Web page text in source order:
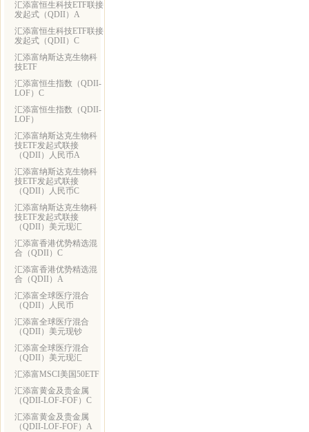
汇添富恒生科技ETF联接
发起式（QDII）A
汇添富恒生科技ETF联接
发起式（QDII）C
汇添富纳斯达克生物科
技ETF
汇添富恒生指数（QDII-
LOF）C
汇添富恒生指数（QDII-
LOF）
汇添富纳斯达克生物科
技ETF发起式联接
（QDII）人民币A
汇添富纳斯达克生物科
技ETF发起式联接
（QDII）人民币C
汇添富纳斯达克生物科
技ETF发起式联接
（QDII）美元现汇
汇添富香港优势精选混
合（QDII）C
汇添富香港优势精选混
合（QDII）A
汇添富全球医疗混合
（QDII）人民币
汇添富全球医疗混合
（QDII）美元现钞
汇添富全球医疗混合
（QDII）美元现汇
汇添富MSCI美国50ETF
汇添富黄金及贵金属
（QDII-LOF-FOF）C
汇添富黄金及贵金属
（QDII-LOF-FOF）A